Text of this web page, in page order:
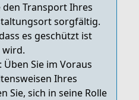
den Transport Ihres
sorgfältig.
es geschützt ist
wird.
Sie im Voraus
Ihres
Sie, sich in seine Rolle